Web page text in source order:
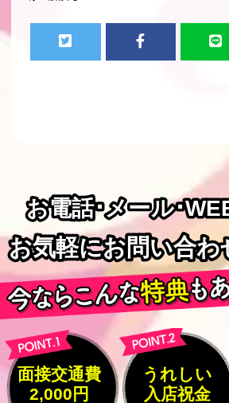
お電話･メール･
お電話･メール･
お気軽にお問い合
お気軽にお問い合
面接交通費
2,000円
うれしい
入店祝金